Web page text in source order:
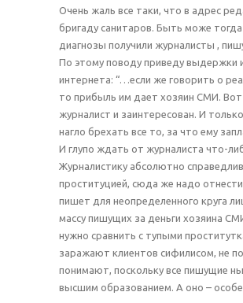
Очень жаль все таки, что в адрес
бригаду санитаров. Быть може
диагнозы получили журналисты ,
По этому поводу приведу выдержки
интернета: “…если же говорить о
то прибыль им дает хозяин СМИ. Вот
журналист и заинтересован. И
нагло брехать все то, за что ему
И глупо ждать от журналиста что-
Журналистику абсолютно
проституцией, сюда же надо отнести
пишет для неопределенного круга
массу пишущих за деньги хозяина
нужно сравнить с тупыми
заражают клиентов сифилисом, не
понимают, поскольку все пишущие
высшим образованием. А оно –